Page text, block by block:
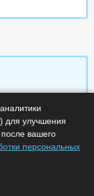
:1
для улучшения
вашего
персональных